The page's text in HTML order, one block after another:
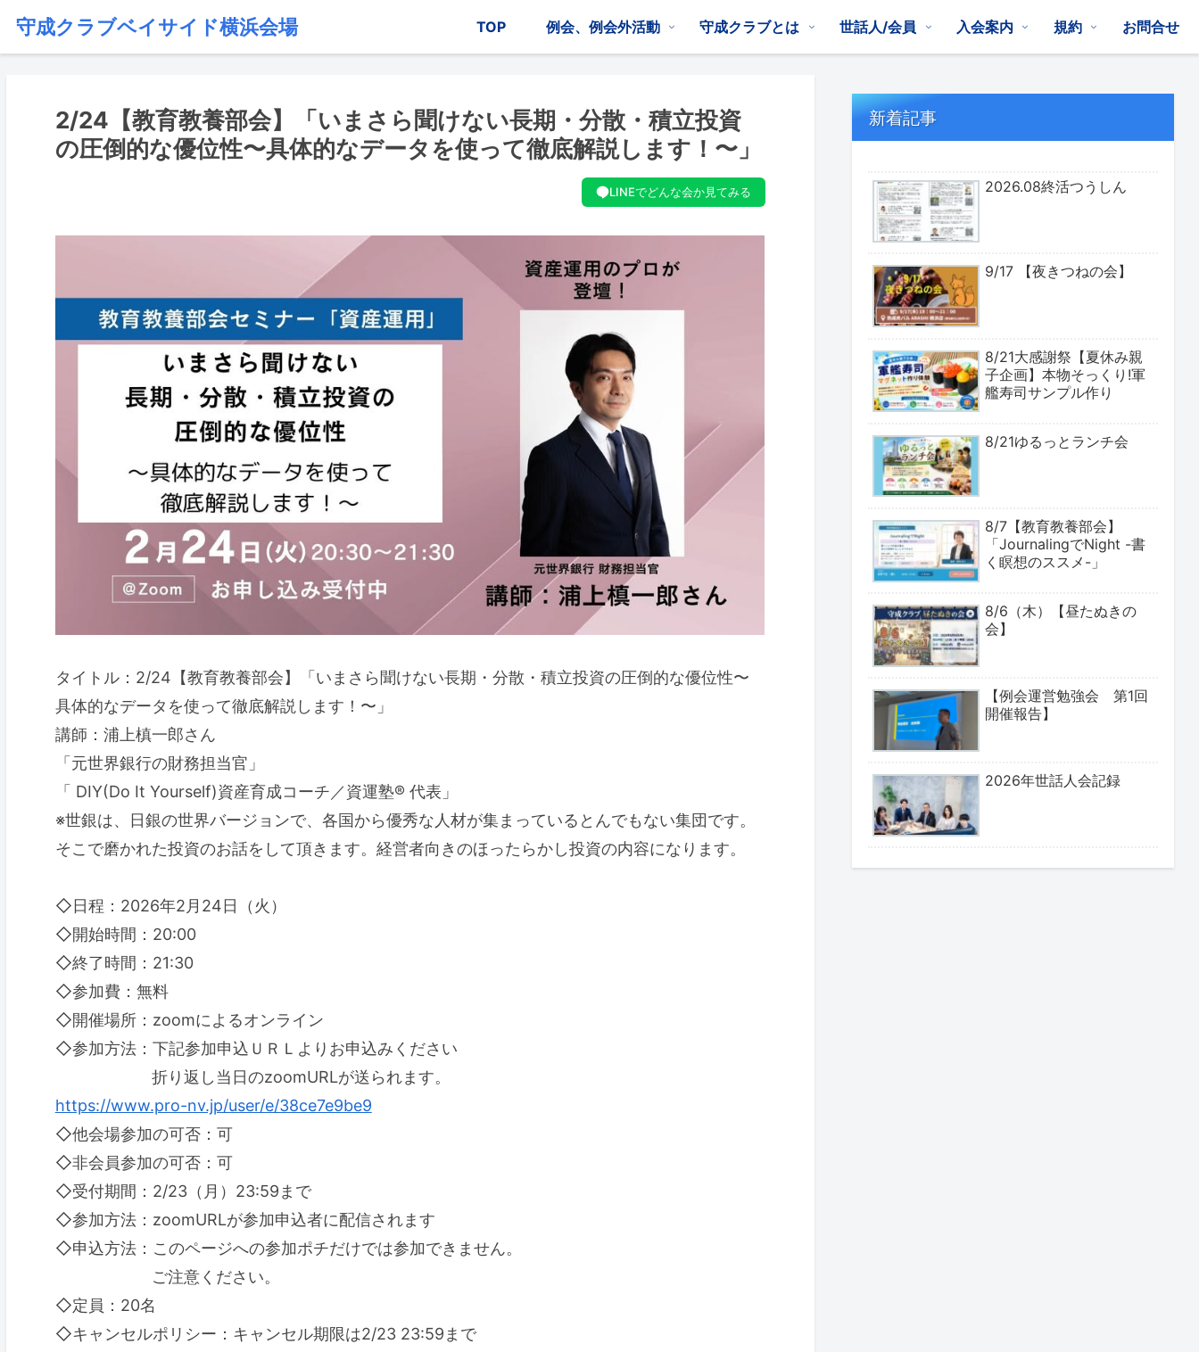
守成クラブベイサイド横浜会場 TOP 例会、例会外活動 守成クラブとは 世話人/会員 入会案内 規約 お問合せ
2/24【教育教養部会】「いまさら聞けない長期・分散・積立投資
の圧倒的な優位性〜具体的なデータを使って徹底解説します！〜」
LINEでどんな会か見てみる
タイトル：2/24【教育教養部会】「いまさら聞けない長期・分散・積立投資の圧倒的な優位性〜
具体的なデータを使って徹底解説します！〜」
講師：浦上槙一郎さん
「元世界銀行の財務担当官」
「 DIY(Do It Yourself)資産育成コーチ／資運塾® 代表」
※世銀は、日銀の世界バージョンで、各国から優秀な人材が集まっているとんでもない集団です。
そこで磨かれた投資のお話をして頂きます。経営者向きのほったらかし投資の内容になります。
◇日程：2026年2月24日（火）
◇開始時間：20:00
◇終了時間：21:30
◇参加費：無料
◇開催場所：zoomによるオンライン
◇参加方法：下記参加申込ＵＲＬよりお申込みください
折り返し当日のzoomURLが送られます。
https://www.pro-nv.jp/user/e/38ce7e9be9
◇他会場参加の可否：可
◇非会員参加の可否：可
◇受付期間：2/23（月）23:59まで
◇参加方法：zoomURLが参加申込者に配信されます
◇申込方法：このページへの参加ポチだけでは参加できません。
ご注意ください。
◇定員：20名
◇キャンセルポリシー：キャンセル期限は2/23 23:59まで
新着記事
2026.08終活つうしん
9/17 【夜きつねの会】
8/21大感謝祭【夏休み親
子企画】本物そっくり!軍
艦寿司サンプル作り
8/21ゆるっとランチ会
8/7【教育教養部会】
「JournalingでNight -書
く瞑想のススメ-」
8/6（木）【昼たぬきの
会】
【例会運営勉強会 第1回
開催報告】
2026年世話人会記録